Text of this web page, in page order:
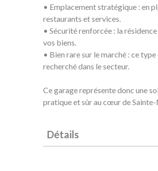
• Emplacement stratégique : en
restaurants et services.
• Sécurité renforcée : la
vos biens.
• Bien rare sur le marché : ce
recherché dans le secteur.
Ce garage représente donc une
pratique et sûr au cœur de Sainte-
Détails